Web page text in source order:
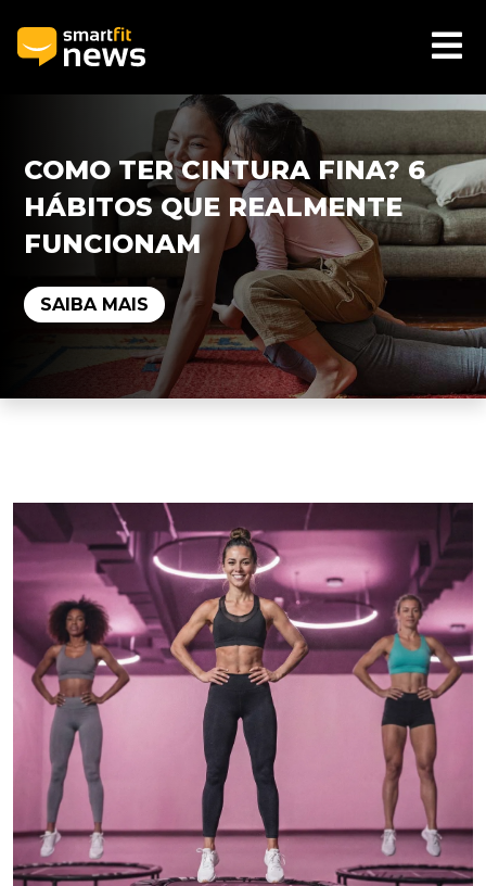
COMO TER CINTURA FINA? 6
HÁBITOS QUE REALMENTE
FUNCIONAM
SAIBA MAIS